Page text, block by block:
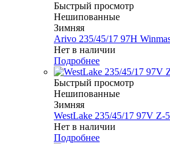
Быстрый просмотр
Нешипованные
Зимняя
Arivo 235/45/17 97H
Нет в наличии
Подробнее
Быстрый просмотр
Нешипованные
Зимняя
WestLake 235/45/17 97V Z-
Нет в наличии
Подробнее